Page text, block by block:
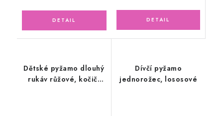
Dětské pyžamo dlouhý
rukáv růžové, kočičí
Dívčí pyžamo
jednorožec, lososové